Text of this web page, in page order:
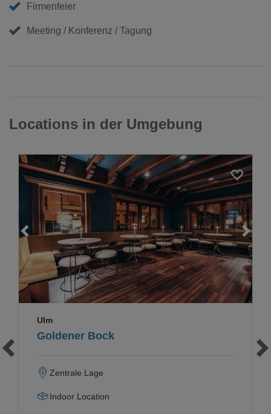
Firmenfeier
Meeting / Konferenz / Tagung
Locations in der Umgebung
Loading...
Goldener Bock
Ulm
Zentrale Lage
Indoor Location